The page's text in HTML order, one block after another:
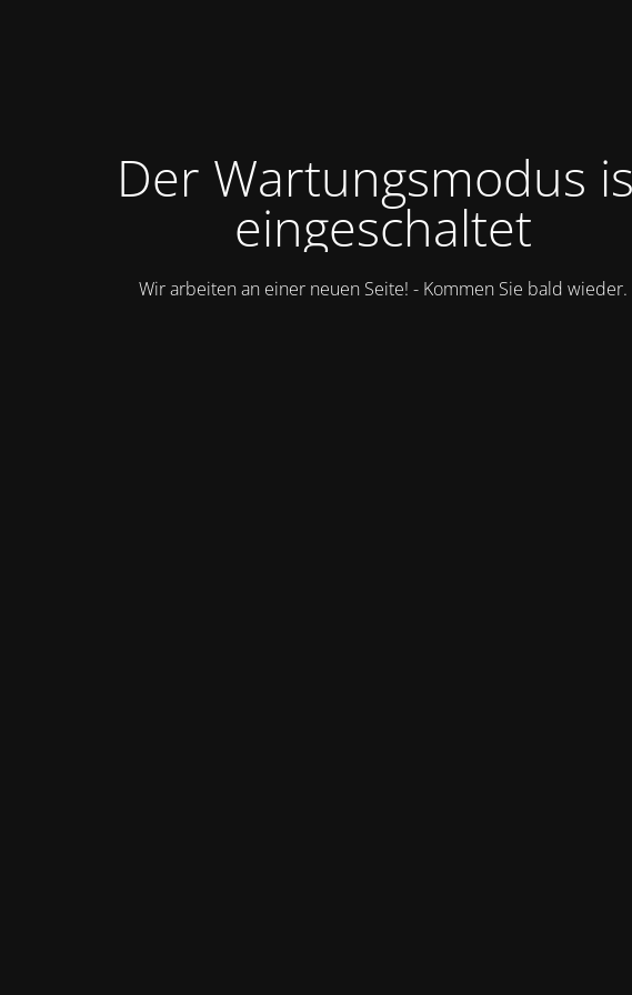
Der Wartungsmodus
eingeschaltet
Wir arbeiten an einer neuen Seite! - Kommen Sie bald wieder.